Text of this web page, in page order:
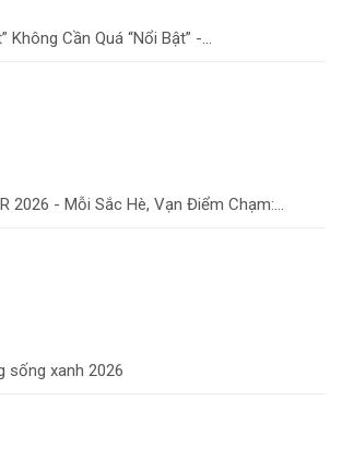
Không Cần Quá “Nổi Bật” -...
2026 - Mỗi Sắc Hè, Vạn Điểm Chạm:...
sống xanh 2026